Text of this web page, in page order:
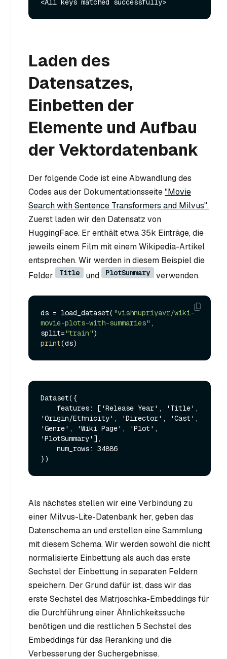
Laden des
Datensatzes,
Einbetten der
Elemente und Aufbau
der Vektordatenbank
Der folgende Code ist eine Abwandlung des
Codes aus der Dokumentationsseite"Movie
Search with Sentence Transformers and Milvus".
Zuerst laden wir den Datensatz von
HuggingFace. Er enthält etwa 35k Einträge, die
jeweils einem Film mit einem Wikipedia-Artikel
entsprechen. Wir werden in diesem Beispiel die
Felder
Title und PlotSummary verwenden.
ds = load_dataset( "vishnupriyavr/wiki-
movie-plots-with-summaries" ,
split="train"
print
Dataset({
'Origin/Ethnicity', 'Director', 'Cast',
'Genre', 'Wiki Page', 'Plot',
'PlotSummary'],
Als nächstes stellen wir eine Verbindung zu
einer Milvus-Lite-Datenbank her, geben das
Datenschema an und erstellen eine Sammlung
mit diesem Schema. Wir werden sowohl die nicht
normalisierte Einbettung als auch das erste
Sechstel der Einbettung in separaten Feldern
speichern. Der Grund dafür ist, dass wir das
erste Sechstel des Matrjoschka-Embeddings für
die Durchführung einer Ähnlichkeitssuche
benötigen und die restlichen 5 Sechstel des
Embeddings für das Reranking und die
Verbesserung der Suchergebnisse.